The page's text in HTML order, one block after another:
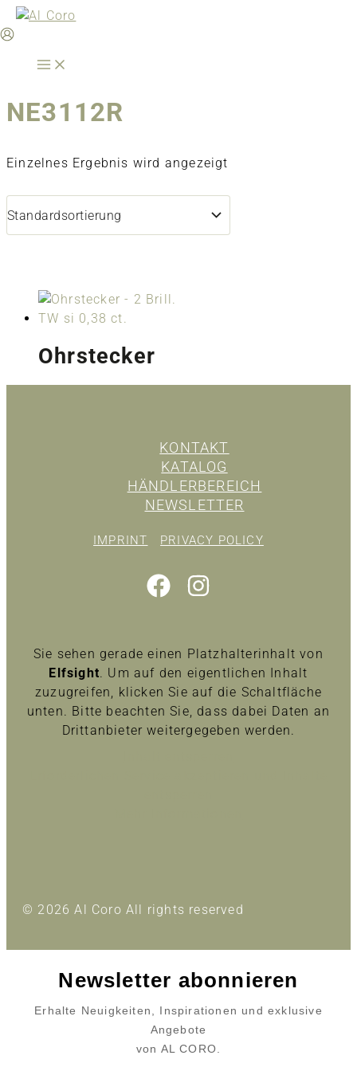
Zum
Inhalt
NE3112R
Einzelnes Ergebnis wird angezeigt
Ohrstecker
KONTAKT
KATALOG
HÄNDLERBEREICH
NEWSLETTER
IMPRINT PRIVACY POLICY
Sie sehen gerade einen Platzhalterinhalt von
Elfsight. Um auf den eigentlichen Inhalt
zuzugreifen, klicken Sie auf die Schaltfläche
unten. Bitte beachten Sie, dass dabei Daten an
Drittanbieter weitergegeben werden.
© 2026 Al Coro All rights reserved
Newsletter abonnieren
Erhalte Neuigkeiten, Inspirationen und exklusive
Angebote
von AL CORO.